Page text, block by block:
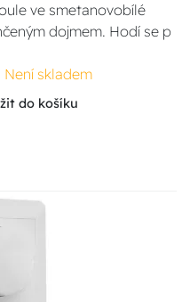
ve smetanovobílé
dojmem. Hodí se p
Není skladem
do košíku